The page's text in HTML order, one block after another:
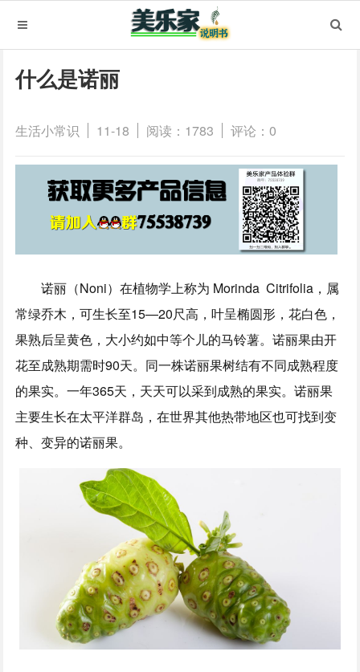
什么是诺丽
生活小常识 11-18 阅读：1783 评论：0
诺丽（Noni）在植物学上称为 Morinda Citrifolia，属
常绿乔木，可生长至15—20尺高，叶呈椭圆形，花白色，
果熟后呈黄色，大小约如中等个儿的马铃薯。诺丽果由开
花至成熟期需时90天。同一株诺丽果树结有不同成熟程度
的果实。一年365天，天天可以采到成熟的果实。诺丽果
主要生长在太平洋群岛，在世界其他热带地区也可找到变
种、变异的诺丽果。